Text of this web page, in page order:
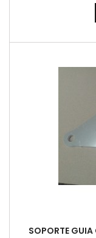
SOPORTE